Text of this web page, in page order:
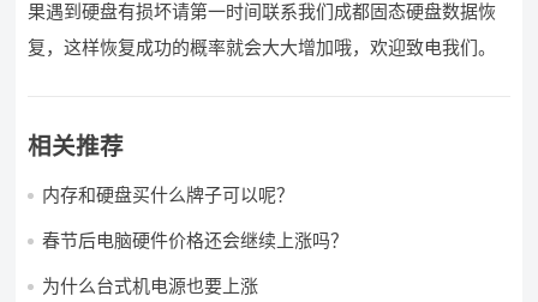
果遇到硬盘有损坏请第一时间联系我们成都固态硬盘数据恢
复，这样恢复成功的概率就会大大增加哦，欢迎致电我们。
相关推荐
内存和硬盘买什么牌子可以呢？
春节后电脑硬件价格还会继续上涨吗？
为什么台式机电源也要上涨